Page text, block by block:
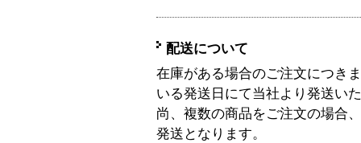
配送について
在庫がある場合のご注文につき
いる発送日にて当社より発送い
尚、複数の商品をご注文の場合
発送となります。